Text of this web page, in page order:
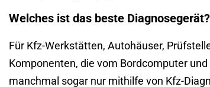
Welches ist das beste Diagnosegerät?
Für Kfz-Werkstätten, Autohäuser,
Komponenten, die vom Bordcomputer
manchmal sogar nur mithilfe von Kfz-